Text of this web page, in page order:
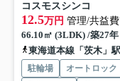
コスモスシンコ
12.5万円 管理/共益費
66.10㎡ (3LDK) /築27
東海道本線「茨木」
駐輪場 オートロック